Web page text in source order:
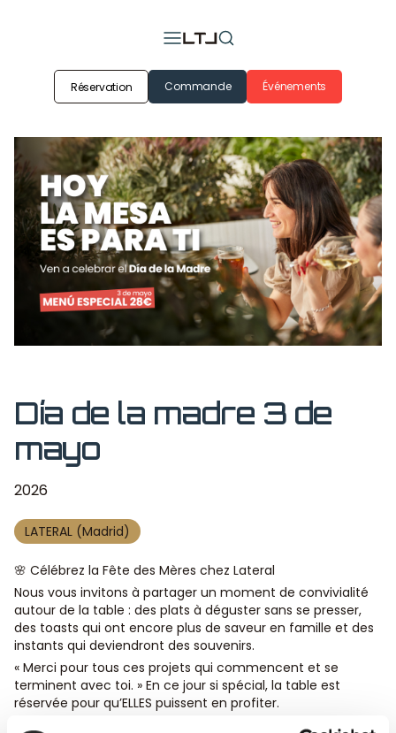
Réservation Commande Événements
Día de la madre 3 de
mayo
2026
LATERAL (Madrid)
🌸 Célébrez la Fête des Mères chez Lateral
Nous vous invitons à partager un moment de convivialité
autour de la table : des plats à déguster sans se presser,
des toasts qui ont encore plus de saveur en famille et des
instants qui deviendront des souvenirs.
« Merci pour tous ces projets qui commencent et se
terminent avec toi. » En ce jour si spécial, la table est
réservée pour qu’ELLES puissent en profiter.